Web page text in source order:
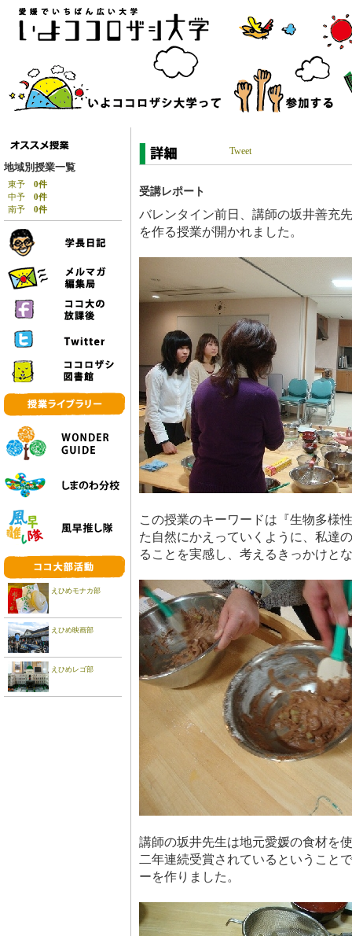
地域別授業一覧
東予 0件
中予 0件
南予 0件
えひめモナカ部
えひめ映画部
えひめレゴ部
Tweet
受講レポート
バレンタイン前日、講師の坂井善充
を作る授業が開かれました。
この授業のキーワードは『生物多様
た自然にかえっていくように、私達
ることを実感し、考えるきっかけと
講師の坂井先生は地元愛媛の食材を
二年連続受賞されているということ
ーを作りました。